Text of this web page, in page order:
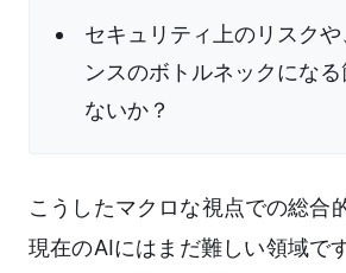
セキュリティ上のリスク
ンスのボトルネックにな
ないか？
こうしたマクロな視点での総合
現在のAIにはまだ難しい領域で